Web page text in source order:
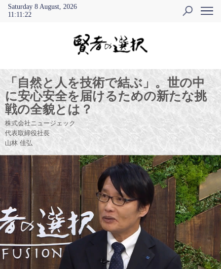
Saturday 8 August, 2026
11:11:23
「自然と人を技術で結ぶ」。世の中
に安心安全を届けるための新たな挑
戦の全貌とは？
株式会社ニュージェック
代表取締役社長
山林 佳弘